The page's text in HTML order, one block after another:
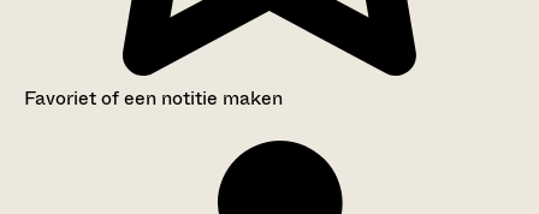
Favoriet of een notitie maken